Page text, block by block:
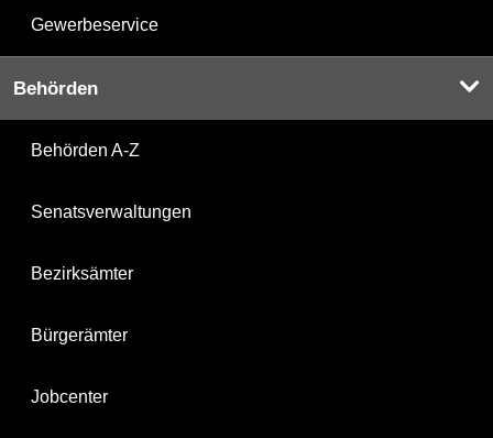
Gewerbeservice
Behörden
Behörden A-Z
Senatsverwaltungen
Bezirksämter
Bürgerämter
Jobcenter